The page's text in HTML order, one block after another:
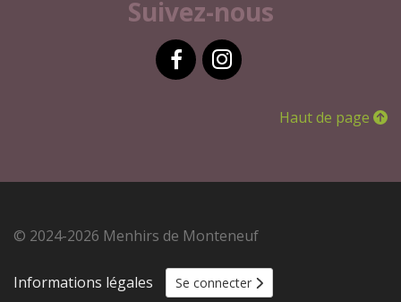
Suivez-nous
Haut de page
© 2024-2026 Menhirs de Monteneuf
Informations légales Se connecter